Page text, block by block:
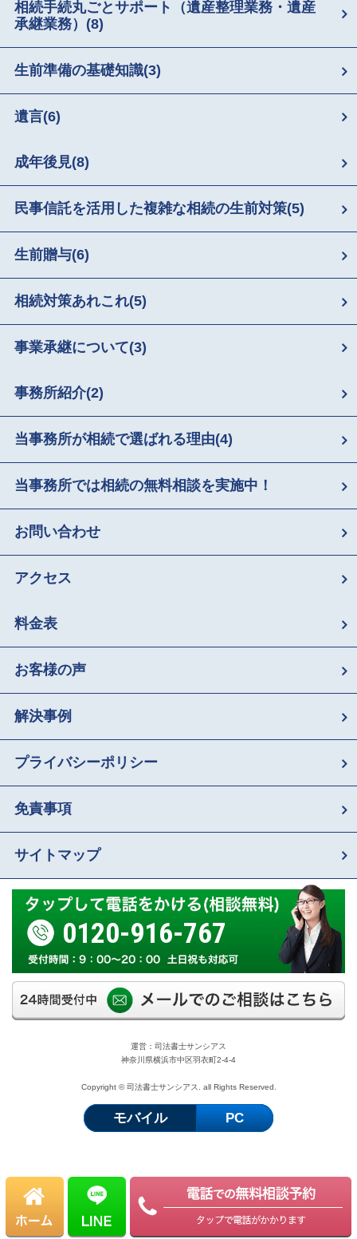
相続手続丸ごとサポート（遺産整理業務・遺産
承継業務） (8)
生前準備の基礎知識(3)
遺言(6)
成年後見(8)
民事信託を活用した複雑な相続の生前対策(5)
生前贈与(6)
相続対策あれこれ(5)
事業承継について(3)
事務所紹介(2)
当事務所が相続で選ばれる理由(4)
当事務所では相続の無料相談を実施中！
お問い合わせ
アクセス
料金表
お客様の声
解決事例
プライバシーポリシー
免責事項
サイトマップ
0120-916-767
運営：司法書士サンシアス
神奈川県横浜市中区羽衣町2-4-4
Copyright © 司法書士サンシアス. all Rights Reserved.
モバイル PC